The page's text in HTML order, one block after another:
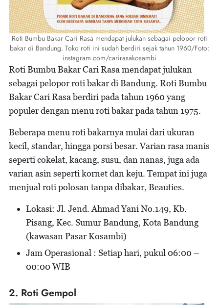
Roti Bumbu Bakar Cari Rasa mendapat julukan sebagai pelopor roti
bakar di Bandung. Toko roti ini sudah berdiri sejak tahun 1960/Foto:
instagram.com/carirasakosambi
Roti Bumbu Bakar Cari Rasa mendapat julukan
sebagai pelopor roti bakar di Bandung. Roti Bumbu
Bakar Cari Rasa berdiri pada tahun 1960 yang
populer dengan menu roti bakar pada tahun 1975.
Beberapa menu roti bakarnya mulai dari ukuran
kecil, standar, hingga porsi besar. Varian rasa manis
seperti cokelat, kacang, susu, dan nanas, juga ada
varian asin seperti kornet dan keju. Tempat ini juga
menjual roti polosan tanpa dibakar, Beauties.
Lokasi: Jl. Jend. Ahmad Yani No.149, Kb.
Pisang, Kec. Sumur Bandung, Kota Bandung
(kawasan Pasar Kosambi)
Jam Operasional : Setiap hari, pukul 06:00 –
00:00 WIB
2. Roti Gempol